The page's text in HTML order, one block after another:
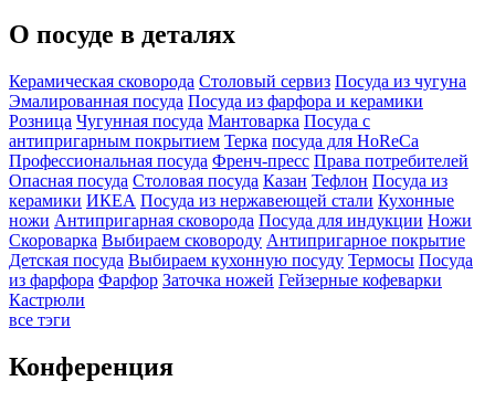
О посуде в деталях
Керамическая сковорода Столовый сервиз Посуда из чугуна
Эмалированная посуда Посуда из фарфора и керамики
Розница Чугунная посуда Мантоварка Посуда с
антипригарным покрытием Терка посуда для HoReCa
Профессиональная посуда Френч-пресс Права потребителей
Опасная посуда Столовая посуда Казан Тефлон Посуда из
керамики ИКЕА Посуда из нержавеющей стали Кухонные
ножи Антипригарная сковорода Посуда для индукции Ножи
Скороварка Выбираем сковороду Антипригарное покрытие
Детская посуда Выбираем кухонную посуду Термосы Посуда
из фарфора Фарфор Заточка ножей Гейзерные кофеварки
Кастрюли
все тэги
Конференция